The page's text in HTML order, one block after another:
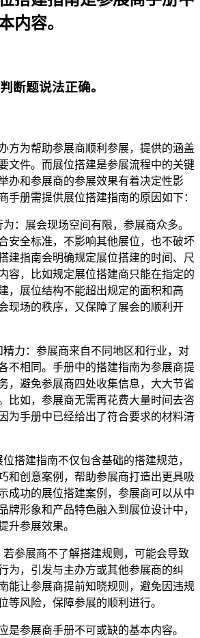
内容。
断题说法正确。
方为帮助参展商顺利参展，提供的涵盖
文件。而展位搭建是参展流程中的关键
办和参展商的参展效果有着决定性影
手册需提供展位搭建指南的原因如下：
为：展会现场空间有限，参展商众多。
安全标准，不影响其他展位，也不破坏
建指南会明确规定展位搭建的时间、尺
容，比如规定展位搭建商只能在指定的
，展位结构不能超出规定的面积和高
现场的秩序，又保障了展会的顺利开
精力：参展商来自不同地区和行业，对
不相同。手册中的搭建指南为参展商提
，避免参展商四处收集信息，大大节省
比如，参展商无需再花费大量时间去咨
为手册中已经给出了符合要求的材料清
搭建指南不仅包含基础的搭建规范，
和创意案例，帮助参展商打造出更具吸
成功的展位搭建案例，参展商可以从中
牌形象和产品特色融入到展位设计中，
升参展效果。
参展商不了解搭建规则，可能会导致
为，引发与主办方或其他参展商的纠
能让参展商提前知晓规则，避免因违规
等风险，保障参展的顺利进行。
是参展商手册不可或缺的基本内容。